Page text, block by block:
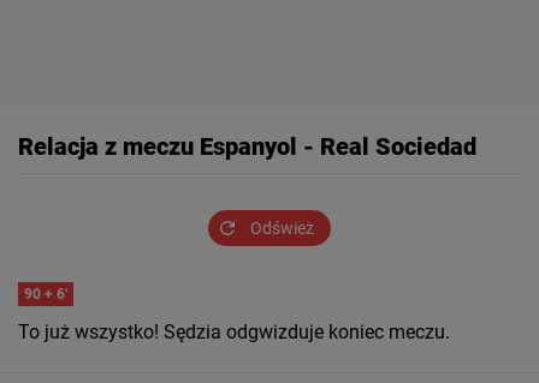
Relacja z meczu Espanyol - Real Sociedad
Odśwież
90 + 6'
To już wszystko! Sędzia odgwizduje koniec meczu.